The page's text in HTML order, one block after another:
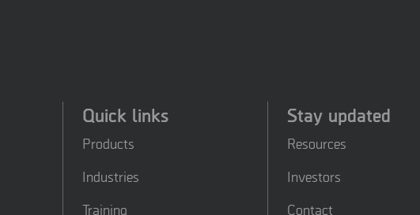
Quick links
Products
Industries
Training
Stay updated
Resources
Investors
Contact